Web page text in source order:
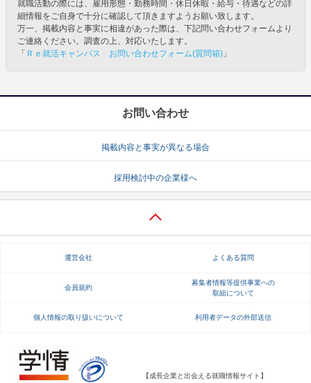
就職活動の際には、雇用形態・勤務時間・休日休暇・給与・待遇などの詳
細情報をご自身で十分に確認して頂きますようお願い致します。
万一、掲載内容と事実に相違があった際は、下記問い合わせフォームより
ご連絡ください。調査の上、対応いたします。
「 Ｒｅ就活キャンパス お問い合わせフォーム(質問箱) 」
お問い合わせ
掲載内容と事実が異なる場合
採用検討中の企業様へ
運営会社 よくある質問
会員規約
募集者情報等提供事業への
取組について
個人情報の取り扱いについて 利用者データの外部送信
【成長企業と出会える就職情報サイト】